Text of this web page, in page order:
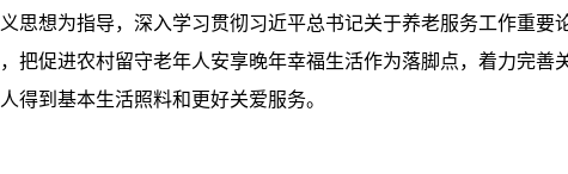
思想为指导，深入学习贯彻习近平总书记关于养老服务工作重
把促进农村留守老年人安享晚年幸福生活作为落脚点，着力完
得到基本生活照料和更好关爱服务。